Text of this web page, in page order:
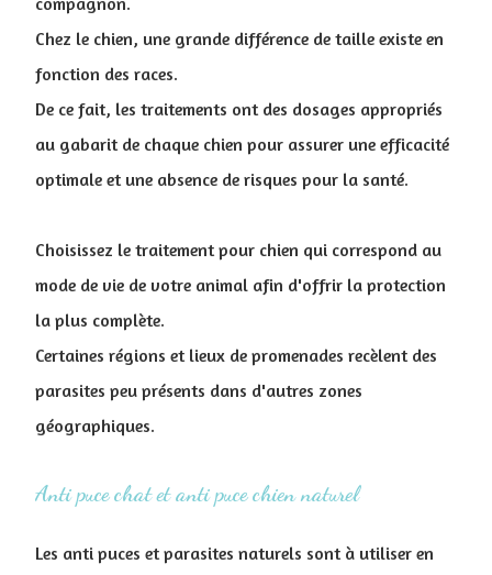
Chez le chien, une grande différence de taille existe en
fonction des races.
De ce fait, les traitements ont des dosages appropriés
au gabarit de chaque chien pour assurer une efficacité
optimale et une absence de risques pour la santé.
Choisissez le traitement pour chien qui correspond au
mode de vie de votre animal afin d'offrir la protection
la plus complète.
Certaines régions et lieux de promenades recèlent des
parasites peu présents dans d'autres zones
géographiques.
Anti puce chat et anti puce chien naturel
Les anti puces et parasites naturels sont à utiliser en